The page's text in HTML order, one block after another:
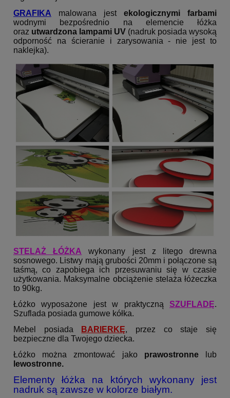
GRAFIKA malowana jest ekologicznymi farbami
wodnymi bezpośrednio na elemencie łóżka
oraz utwardzona lampami UV (nadruk posiada wysoką
odporność na ścieranie i zarysowania - nie jest to
naklejka).
STELAŻ ŁÓŻKA wykonany jest z litego drewna
sosnowego. Listwy mają grubości 20mm i połączone są
taśmą, co zapobiega ich przesuwaniu się w czasie
użytkowania. Maksymalne obciążenie stelaża łóżeczka
to 90kg.
Łóżko wyposażone jest w praktyczną SZUFLAD Ę.
Szuflada posiada gumowe kółka.
Mebel posiada
BARIERKĘ, przez co staje się
bezpieczne dla Twojego dziecka.
Łóżko można zmontować jako prawostronnelub
lewostronne.
Elementy łóżka na których wykonany jest
nadruk są zawsze w kolorze białym.